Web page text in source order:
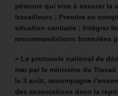
pérenne qui vise à assurer la
travailleurs ; Prendre en
situation sanitaire ; Intégrer
recommandations formulées
« Le protocole national de
mai par le ministère du
le 3 août, accompagne
des associations dans la